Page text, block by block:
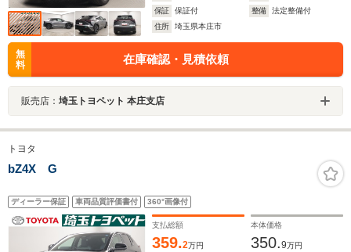
保証
保証付 整備
法定整備付
住所
埼玉県本庄市
無
料
在庫確認・見積依頼
販売店： 埼玉トヨペット 本庄支店
トヨタ
bZ4X G
ディーラー保証 車両品質評価書付 360°画像付
支払総額
359.2万円
本体価格
350.9万円